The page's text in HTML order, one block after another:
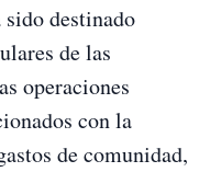
destinado
de las
operaciones
con la
de comunidad,